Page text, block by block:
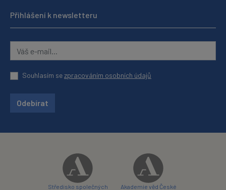
Přihlášení k newsletteru
Souhlasím sezpracováním osobních údajů
Odebírat
Středisko společných Akademie věd České